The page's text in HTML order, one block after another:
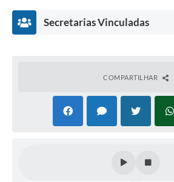
Secretarias Vinculadas
COMPARTILHAR